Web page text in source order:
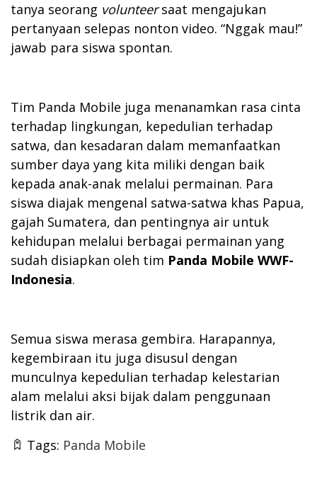
tanya seorang volunteersaat mengajukan
pertanyaan selepas nonton video. “Nggak mau!”
jawab para siswa spontan.
Tim Panda Mobile juga menanamkan rasa cinta
terhadap lingkungan, kepedulian terhadap
satwa, dan kesadaran dalam memanfaatkan
sumber daya yang kita miliki dengan baik
kepada anak-anak melalui permainan. Para
siswa diajak mengenal satwa-satwa khas Papua,
gajah Sumatera, dan pentingnya air untuk
kehidupan melalui berbagai permainan yang
sudah disiapkan oleh tim Panda Mobile WWF-
Indonesia.
Semua siswa merasa gembira. Harapannya,
kegembiraan itu juga disusul dengan
munculnya kepedulian terhadap kelestarian
alam melalui aksi bijak dalam penggunaan
listrik dan air.
Tags: Panda Mobile